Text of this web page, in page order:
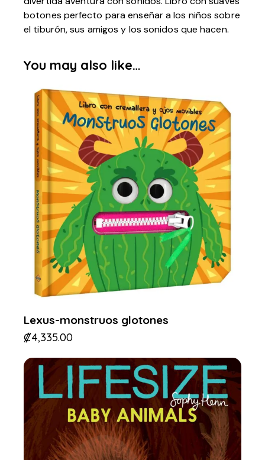
botones perfecto para enseñar a los niños sobre
el tiburón, sus amigos y los sonidos que hacen.
You may also like…
Lexus-monstruos glotones
₡4,335.00